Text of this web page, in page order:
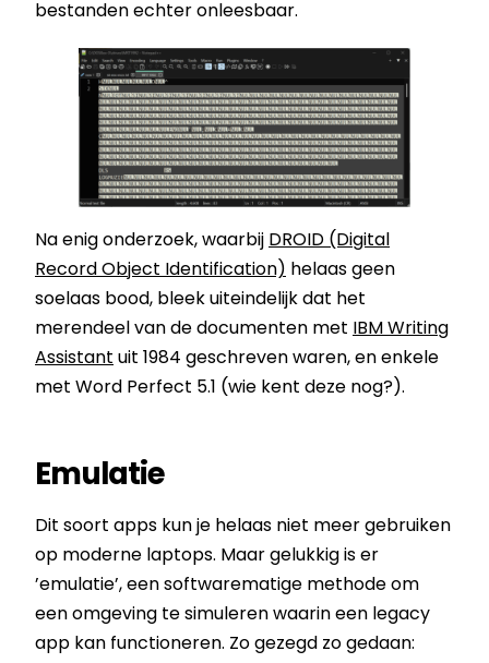
bestanden echter onleesbaar.
Na enig onderzoek, waarbij DROID (Digital
Record Object Identification) helaas geen
soelaas bood, bleek uiteindelijk dat het
merendeel van de documenten met IBM Writing
Assistant uit 1984 geschreven waren, en enkele
met Word Perfect 5.1 (wie kent deze nog?).
Emulatie
Dit soort apps kun je helaas niet meer gebruiken
op moderne laptops. Maar gelukkig is er
’emulatie’, een softwarematige methode om
een omgeving te simuleren waarin een legacy
app kan functioneren. Zo gezegd zo gedaan: